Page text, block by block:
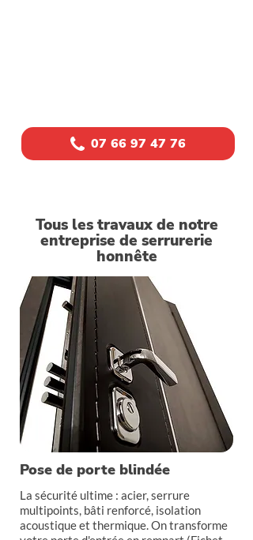
07 66 97 47 76
Tous les travaux de notre
entreprise de serrurerie
honnête
Pose de porte blindée
La sécurité ultime : acier, serrure
multipoints, bâti renforcé, isolation
acoustique et thermique. On transforme